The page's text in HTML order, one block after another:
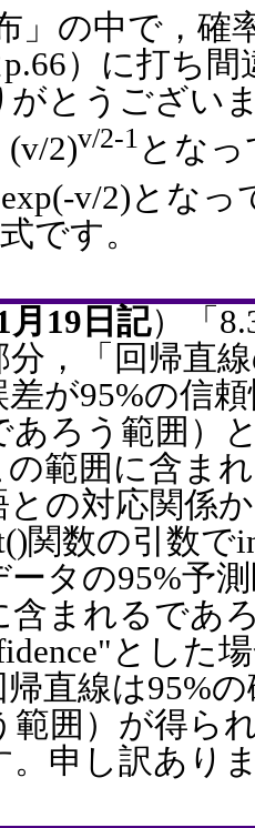
」の中で，確
）に打ち
がとうござい
(v/2)v/2-1 とな
v/2)となっ
です。
月19日記）「
，「回帰直
が95%の信
あろう範囲）
の範囲に含ま
との対応関係
関数の引数で
ータの95%予
含まれるであ
とした
直線は95%
範囲）が得ら
。申し訳あり